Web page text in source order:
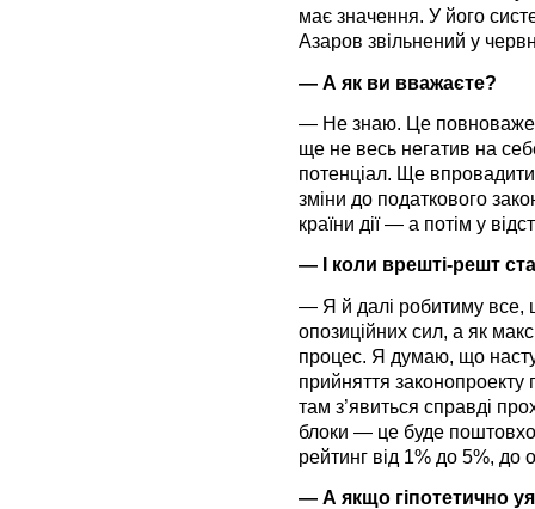
має значення. У його
Азаров звільнений у
— А як ви вважаєте?
— Не знаю. Це
ще не весь негатив на
потенціал. Ще
зміни до податкового
країни дії — а потім у
— І коли врешті-решт
— Я й далі робитиму все,
опозиційних сил, а як
процес. Я думаю, що
прийняття
там з’явиться справді
блоки — це буде
рейтинг від 1% до 5%, до
— А якщо гіпотетично